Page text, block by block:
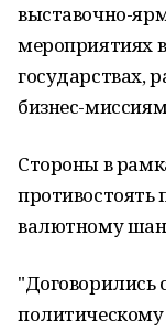
выставочно-
мероприятиях
государствах,
бизнес-
Стороны в
противостоять
валютному
"Договорились